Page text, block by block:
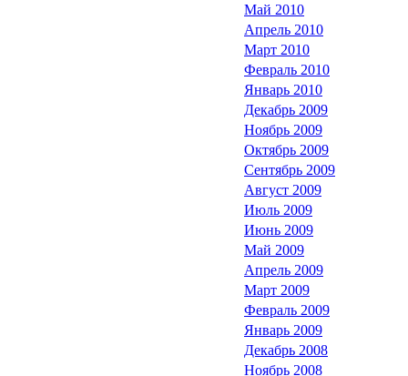
Май 2010
Апрель 2010
Март 2010
Февраль 2010
Январь 2010
Декабрь 2009
Ноябрь 2009
Октябрь 2009
Сентябрь 2009
Август 2009
Июль 2009
Июнь 2009
Май 2009
Апрель 2009
Март 2009
Февраль 2009
Январь 2009
Декабрь 2008
Ноябрь 2008